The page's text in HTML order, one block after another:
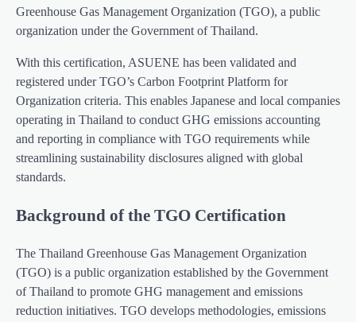
Greenhouse Gas Management Organization (TGO), a public
organization under the Government of Thailand.
With this certification, ASUENE has been validated and
registered under TGO’s Carbon Footprint Platform for
Organization criteria. This enables Japanese and local companies
operating in Thailand to conduct GHG emissions accounting
and reporting in compliance with TGO requirements while
streamlining sustainability disclosures aligned with global
standards.
Background of the TGO Certification
The Thailand Greenhouse Gas Management Organization
(TGO) is a public organization established by the Government
of Thailand to promote GHG management and emissions
reduction initiatives. TGO develops methodologies, emissions